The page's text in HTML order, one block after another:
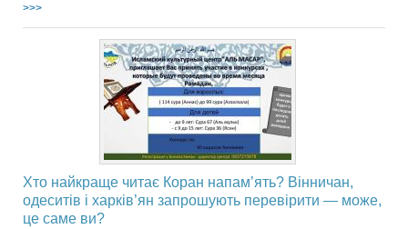
>>>
Хто найкраще читає Коран напам’ять? Вінничан,
одеситів і харків’ян запрошують перевірити — може,
це саме ви?